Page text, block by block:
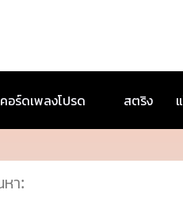
คอร์ดเพลงโปรด สตริง